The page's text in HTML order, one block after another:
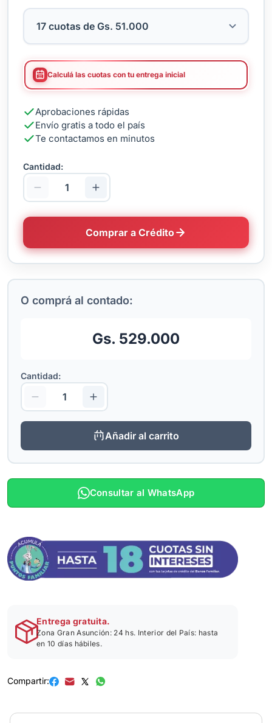
Calculá las cuotas con tu entrega inicial
Aprobaciones rápidas
Envío gratis a todo el país
Te contactamos en minutos
Cantidad:
Comprar a Crédito
O comprá al contado:
Gs. 529.000
Cantidad:
Añadir al carrito
Consultar al WhatsApp
Entrega gratuita.
Zona Gran Asunción: 24 hs. Interior del País: hasta
en 10 días hábiles.
Compartir: